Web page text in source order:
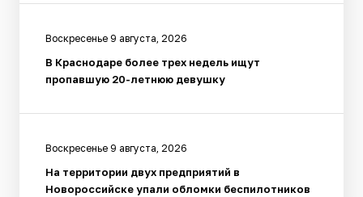
Воскресенье 9 августа, 2026
В Краснодаре более трех недель ищут
пропавшую 20-летнюю девушку
Воскресенье 9 августа, 2026
На территории двух предприятий в
Новороссийске упали обломки беспилотников